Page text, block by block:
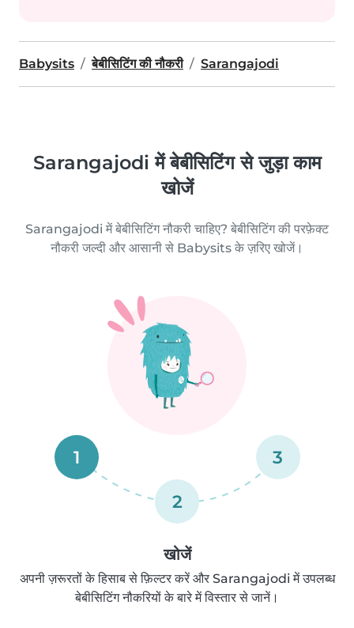
Babysits बेबीसिटिंग की नौकरी Sarangajodi
Sarangajodi में बेबीसिटिंग से जुड़ा काम
खोजें
Sarangajodi में बेबीसिटिंग नौकरी चाहिए? बेबीसिटिंग की परफ़ेक्ट
नौकरी जल्दी और आसानी से Babysits के ज़रिए खोजें।
1
2
3
खोजें
अपनी ज़रूरतों के हिसाब से फ़िल्टर करें और Sarangajodi में उपलब्ध
बेबीसिटिंग नौकरियों के बारे में विस्तार से जानें।